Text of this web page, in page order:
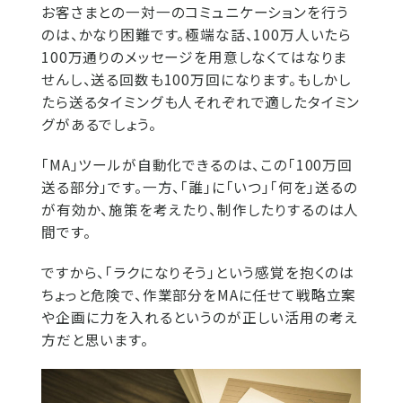
お客さまとの一対一のコミュニケーションを行う
のは、かなり困難です。極端な話、100万人いたら
100万通りのメッセージを用意しなくてはなりま
せんし、送る回数も100万回になります。もしかし
たら送るタイミングも人それぞれで適したタイミン
グがあるでしょう。
「MA」ツールが自動化できるのは、この「100万回
送る部分」です。一方、「誰」に「いつ」「何を」送るの
が有効か、施策を考えたり、制作したりするのは人
間です。
ですから、「ラクになりそう」という感覚を抱くのは
ちょっと危険で、作業部分をMAに任せて戦略立案
や企画に力を入れるというのが正しい活用の考え
方だと思います。